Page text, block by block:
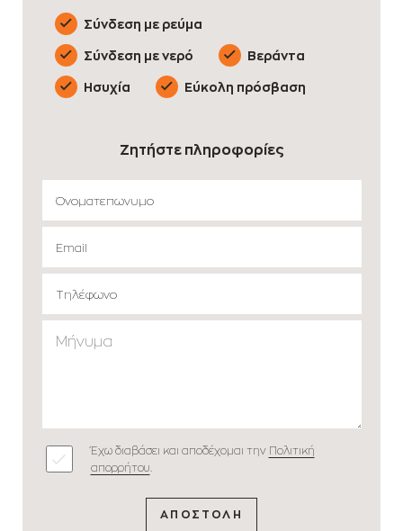
Σύνδεση με ρεύμα
Σύνδεση με νερό Βεράντα
Ησυχία Εύκολη πρόσβαση
Ζητήστε πληροφορίες
Έχω διαβάσει και αποδέχομαι την Πολιτική
απορρήτου
ΑΠΟΣΤΟΛΗ